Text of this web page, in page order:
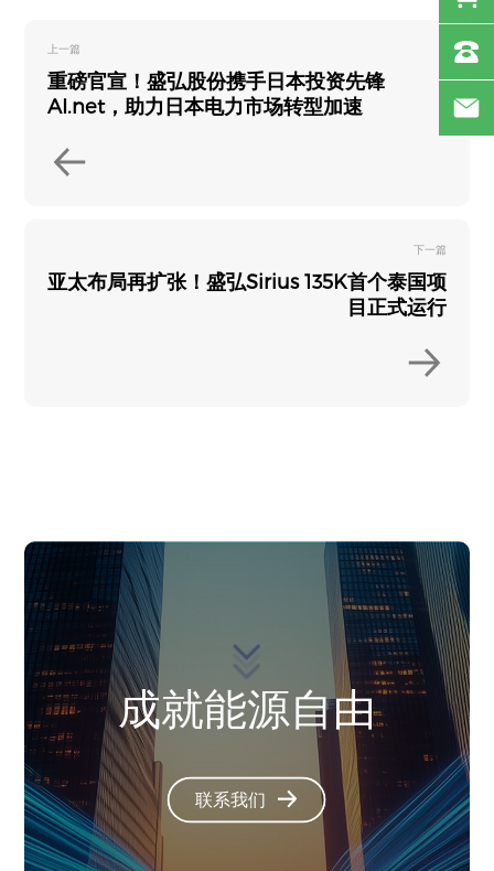
上一篇
重磅官宣！盛弘股份携手日本投资先锋
AI.net，助力日本电力市场转型加速
下一篇
亚太布局再扩张！盛弘Sirius 135K首个泰国项
目正式运行
成就能源自由
联系我们